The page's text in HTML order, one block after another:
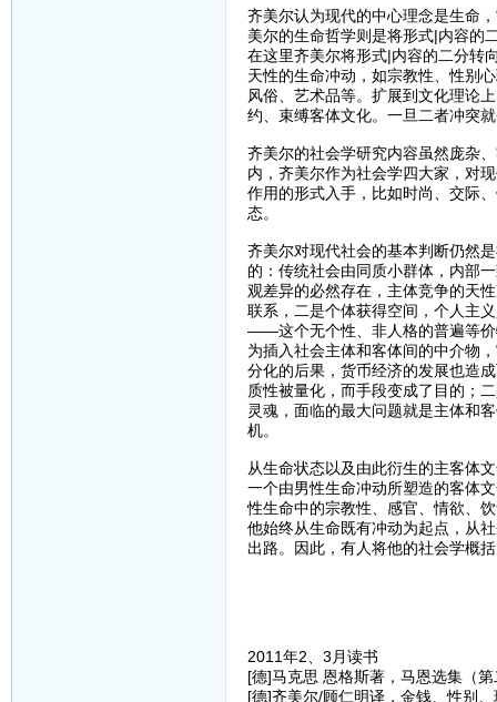
齐美尔认为现代的中心理念是生命
美尔的生命哲学则是将形式|内容的
在这里齐美尔将形式|内容的二分转
天性的生命冲动，如宗教性、性别
风俗、艺术品等。扩展到文化理论
约、束缚客体文化。一旦二者冲突
齐美尔的社会学研究内容虽然庞杂
内，齐美尔作为社会学四大家，对
作用的形式入手，比如时尚、交际
态。
齐美尔对现代社会的基本判断仍然
的：传统社会由同质小群体，内部
观差异的必然存在，主体竞争的天
联系，二是个体获得空间，个人主
——这个无个性、非人格的普遍等价
为插入社会主体和客体间的中介物
分化的后果，货币经济的发展也造
质性被量化，而手段变成了目的；
灵魂，面临的最大问题就是主体和
机。
从生命状态以及由此衍生的主客体
一个由男性生命冲动所塑造的客体
性生命中的宗教性、感官、情欲、
他始终从生命既有冲动为起点，从
出路。因此，有人将他的社会学概
2011年2、3月读书
[德]马克思 恩格斯著，马恩选集（
[德]齐美尔/顾仁明译，金钱、性别